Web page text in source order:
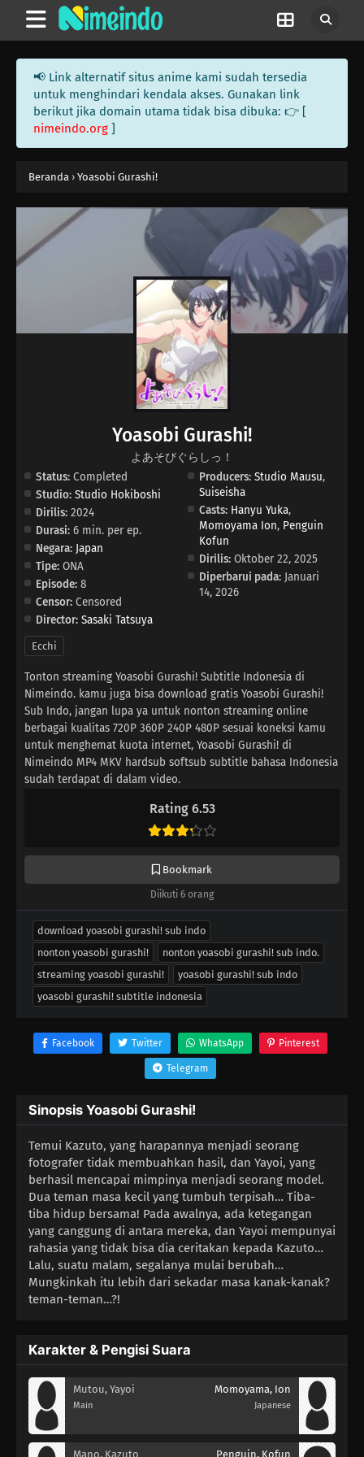
📢 Link alternatif situs anime kami sudah tersedia
untuk menghindari kendala akses. Gunakan link
berikut jika domain utama tidak bisa dibuka: 👉 [
nimeindo.org ]
Beranda › Yoasobi Gurashi!
Rating 6.53
Bookmark
Diikuti 6 orang
Yoasobi Gurashi!
よあそびぐらしっ！
Status: Completed
Studio: Studio Hokiboshi
Dirilis: 2024
Durasi: 6 min. per ep.
Negara: Japan
Tipe: ONA
Episode: 8
Censor: Censored
Director: Sasaki Tatsuya
Producers: Studio Mausu,
Suiseisha
Casts: Hanyu Yuka,
Momoyama Ion, Penguin
Kofun
Dirilis: Oktober 22, 2025
Diperbarui pada: Januari
14, 2026
Ecchi
Tonton streaming Yoasobi Gurashi! Subtitle Indonesia di
Nimeindo. kamu juga bisa download gratis Yoasobi Gurashi!
Sub Indo, jangan lupa ya untuk nonton streaming online
berbagai kualitas 720P 360P 240P 480P sesuai koneksi kamu
untuk menghemat kuota internet, Yoasobi Gurashi! di
Nimeindo MP4 MKV hardsub softsub subtitle bahasa Indonesia
sudah terdapat di dalam video.
download yoasobi gurashi! sub indo
nonton yoasobi gurashi!
nonton yoasobi gurashi! sub indo.
streaming yoasobi gurashi!
yoasobi gurashi! sub indo
yoasobi gurashi! subtitle indonesia
Facebook Twitter WhatsApp Pinterest
Telegram
Sinopsis Yoasobi Gurashi!
Temui Kazuto, yang harapannya menjadi seorang
fotografer tidak membuahkan hasil, dan Yayoi, yang
berhasil mencapai mimpinya menjadi seorang model.
Dua teman masa kecil yang tumbuh terpisah… Tiba-
tiba hidup bersama! Pada awalnya, ada ketegangan
yang canggung di antara mereka, dan Yayoi mempunyai
rahasia yang tidak bisa dia ceritakan kepada Kazuto…
Lalu, suatu malam, segalanya mulai berubah…
Mungkinkah itu lebih dari sekadar masa kanak-kanak?
teman-teman…?!
Karakter & Pengisi Suara
Mutou, Yayoi
Main
Momoyama, Ion
Japanese
Mano, Kazuto Penguin, Kofun